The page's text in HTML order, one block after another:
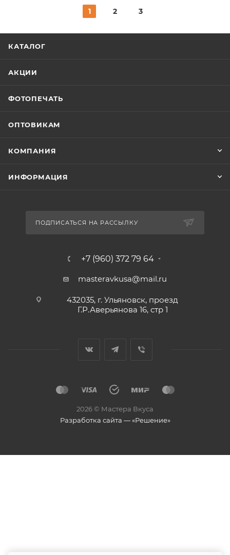
1 2 3
КАТАЛОГ
АКЦИИ
ФОТОПЕЧАТЬ
ОПТОВИКАМ
КОМПАНИЯ
ИНФОРМАЦИЯ
ПОДПИСАТЬСЯ НА РАССЫЛКУ
+7 (960) 372 79 64
masteravkusa@mail.ru
432035, г. Ульяновск, проезд
Г.Р.Аверьянова 16, стр 1
2026 © Мастера Вкуса
Разработка сайта — «Решение»